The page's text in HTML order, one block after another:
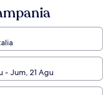
- Jum, 21 Agu